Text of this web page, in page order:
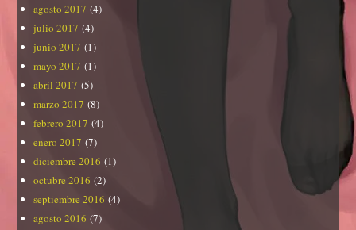
agosto 2017 (4)
julio 2017 (4)
junio 2017 (1)
mayo 2017 (1)
abril 2017 (5)
marzo 2017 (8)
febrero 2017 (4)
enero 2017 (7)
diciembre 2016 (1)
octubre 2016 (2)
septiembre 2016 (4)
agosto 2016 (7)